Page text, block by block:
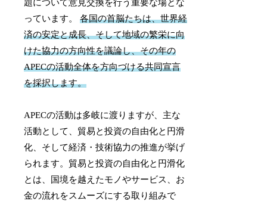
題について意見交換を行う重要な場とな
っています。各国の首脳たちは、世界経
済の安定と成長、そして地域の繁栄に向
けた協力の方向性を議論し、その年の
APECの活動全体を方向づける共同宣言
を採択します。
APECの活動は多岐に渡りますが、主な
活動として、貿易と投資の自由化と円滑
化、そして経済・技術協力の推進が挙げ
られます。貿易と投資の自由化と円滑化
とは、国境を越えたモノやサービス、お
金の流れをスムーズにする取り組みで